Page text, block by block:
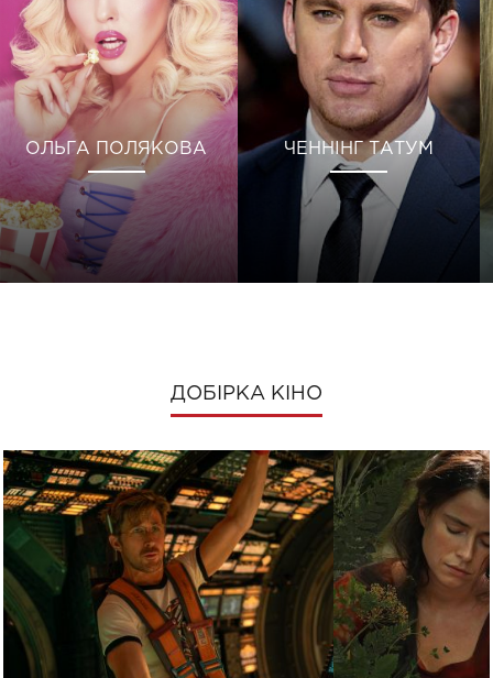
ОЛЬГА ПОЛЯКОВА ЧЕННІНГ ТАТУМ
ДОБІРКА КІНО